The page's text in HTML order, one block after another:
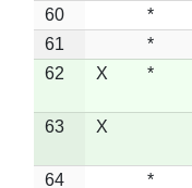
60 *
61
*
62
X *
63 X
64 *